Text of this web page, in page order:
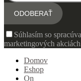
Súhlasím so
marketingových
Domov
Eshop
On